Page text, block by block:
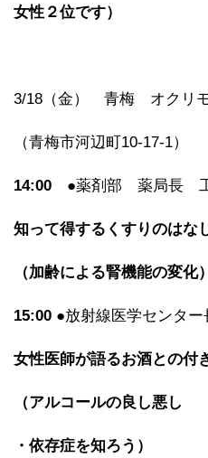
女性２位です）
3/18（金） 青梅 オクリ
（青梅市河辺町10-17-1）
14:00 ●薬剤部 薬局長
知って得するくすりのはな
（加齢による腎機能の変化）
15:00 ●放射線医学センタ
女性医師が語るお酒との付
（アルコールの良し悪し
・依存症を知ろう）